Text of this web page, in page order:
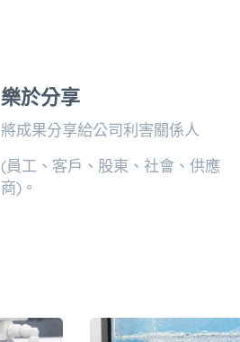
樂於分享
將成果分享給公司利害關係人
(員工、客戶、股東、社會、供應
商)。